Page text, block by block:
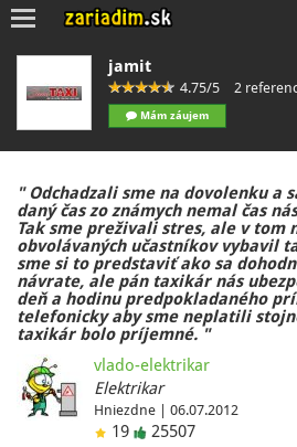
Toggle
jamit
4.75/5 2
Mám záujem
" Odchadzali sme na dovolenku a
daný čas zo známych nemal čas
Tak sme preživali stres, ale v tom
obvolávaných učastníkov vybavil
sme si to predstaviť ako sa
návrate, ale pán taxikár nás
deň a hodinu predpokladaného
telefonicky aby sme neplatili
taxikár bolo príjemné. "
vlado-elektrikar
Elektrikar
Hniezdne | 06.07.2012
19 25507